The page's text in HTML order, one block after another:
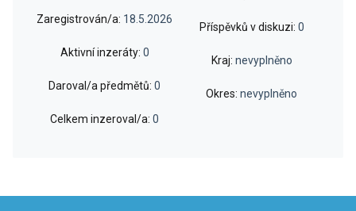
Zaregistrován/a: 18.5.2026
Aktivní inzeráty: 0
Daroval/a předmětů: 0
Celkem inzeroval/a: 0
Příspěvků v diskuzi: 0
Kraj: nevyplněno
Okres: nevyplněno